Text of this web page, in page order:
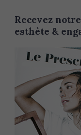
Recevez
esthète &